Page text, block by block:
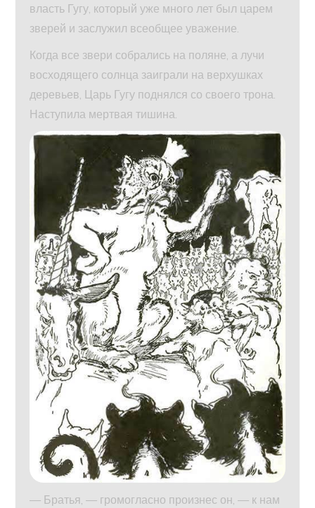
власть Гугу, который уже много лет был царем
зверей и заслужил всеобщее уважение.
Когда все звери собрались на поляне, а лучи
восходящего солнца заиграли на верхушках
деревьев, Царь Гугу поднялся со своего трона.
Наступила мертвая тишина.
— Братья, — громогласно произнес он, — к нам